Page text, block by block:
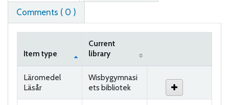
Comments ( 0 )
Item type
Current
library
Läromedel
Läsår
Wisbygymnasi
ets bibliotek